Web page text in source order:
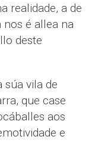
realidade, a de
nos é allea na
deste
súa vila de
que case
aos
e